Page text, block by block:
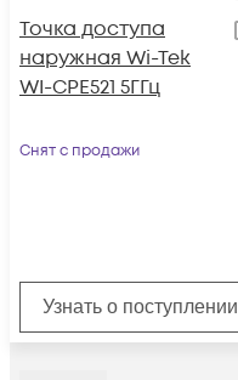
Точка доступа
наружная Wi-Tek
WI-CPE521 5ГГц
Снят с продажи
Узнать о поступлении